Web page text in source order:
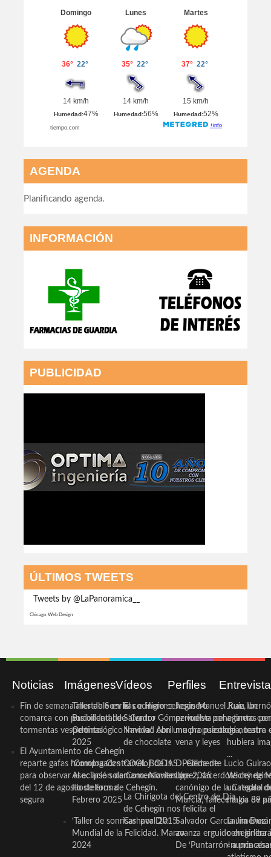
AGENDA
Planificando agenda.
INFORMACIÓN
PUBLICIDAD
ÚLTIMOS TWEETS
Tweets by @LaPanoramica__
Chicago Web Design
Noticias
Fin de semana inestable en la
comarca con posibilidad de
tormentas vespertinas
El Ayuntamiento de Cehegín
reparte gafas homologadas
para observar el eclipse solar
del 12 de agosto de forma
segura
Imágenes
Taller de Sonrisas e Higiene
Bucodental de ‘Centro
Odontológico Innova’. Abril
2025
‘Compra Contrarreloj’ de la
Asociación de Comerciantes y
Hosteleros de Cehegín.
Febrero 2025
‘Taller de sonrisas’ por Día
Mundial de la Felicidad. Marzo
2024
Vídeos
El cocinero ceheginero
Salvador Gómez vuelve por
Navidad con una propuesta
de chocolate
COOL BODAS. Pedida de
mano. Noviembre 2015
La Chirigota del Centro de Día
de Cehegín nos felicita el
Carnaval 2015
Perfiles
Jesús Manuel Ruiz, un
periodista ceheginero con
mucha psicología, teatro
vena y leyes
D. Clemente Lucio Guirao
López, sacerdote
canónigo de la Catedral
Murcia, fallece a los 89
Salvador García Jiménez
avanza erguido en la
De ‘Puntarrón’ a
Juan
a tantas
de nuestra
hubiera
...
Wichy de
un regalo
magia de
Laura
ceheginera
«nunca